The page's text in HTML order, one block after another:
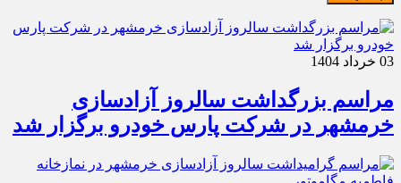
03 خرداد 1404
مراسم بزرگداشت سالروز آزادسازی
خرمشهر در شرکت پارس خودرو برگزار شد